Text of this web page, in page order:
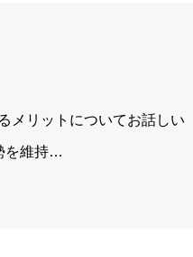
メリットについてお話しい
勢を維持…